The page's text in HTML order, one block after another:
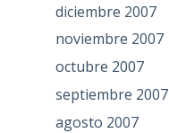
diciembre 2007
noviembre 2007
octubre 2007
septiembre 2007
agosto 2007